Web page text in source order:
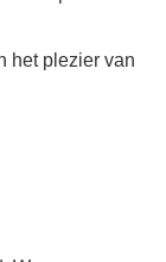
het plezier van